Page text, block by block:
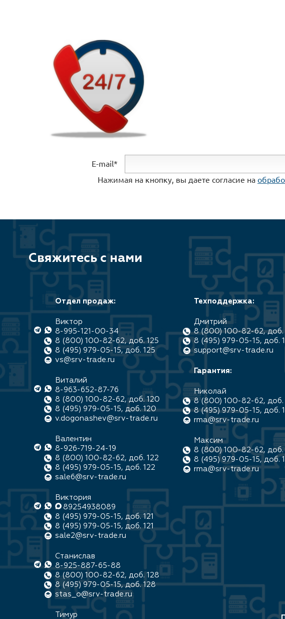
E-mail*
Нажимая на кнопку, вы даете согласие на
Свяжитесь с нами
Отдел продаж:
Виктор
8-995-121-00-34
8 (800) 100-82-62, доб. 125
8 (495) 979-05-15, доб. 125
vs@srv-trade.ru
Виталий
8-963-652-87-76
8 (800) 100-82-62, доб. 120
8 (495) 979-05-15, доб. 120
v.dogonashev@srv-trade.ru
Валентин
8-926-719-24-19
8 (800) 100-82-62, доб. 122
8 (495) 979-05-15, доб. 122
sale6@srv-trade.ru
Виктория
89254938089
8 (495) 979-05-15, доб. 121
8 (495) 979-05-15, доб. 121
sale2@srv-trade.ru
Станислав
8-925-887-65-88
8 (800) 100-82-62, доб. 128
8 (495) 979-05-15, доб. 128
stas_o@srv-trade.ru
Тимур
Техподдержка:
Дмитрий
8 (800) 100-82-62, доб.
8 (495) 979-05-15, доб.
support@srv-trade.ru
Гарантия:
Николай
8 (800) 100-82-62, доб.
8 (495) 979-05-15, доб.
rma@srv-trade.ru
Максим
8 (800) 100-82-62, доб.
8 (495) 979-05-15, доб.
rma@srv-trade.ru